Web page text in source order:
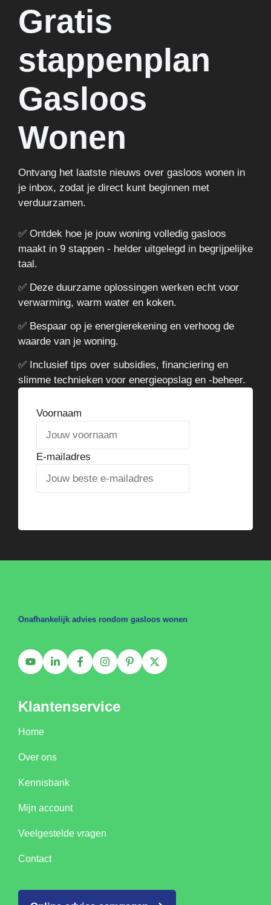
Gratis
stappenplan
Gasloos
Wonen
Ontvang het laatste nieuws over gasloos wonen in
je inbox, zodat je direct kunt beginnen met
verduurzamen.
✅ Ontdek hoe je jouw woning volledig gasloos
maakt in 9 stappen - helder uitgelegd in begrijpelijke
taal.
✅ Deze duurzame oplossingen werken echt voor
verwarming, warm water en koken.
✅ Bespaar op je energierekening en verhoog de
waarde van je woning.
✅ Inclusief tips over subsidies, financiering en
slimme technieken voor energieopslag en -beheer.
Voornaam
E-mailadres
Onafhankelijk advies rondom gasloos wonen
Klantenservice
Home
Over ons
Kennisbank
Mijn account
Veelgestelde vragen
Contact